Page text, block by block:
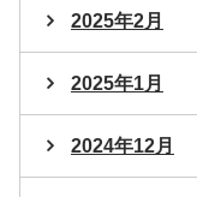
2025年2月
2025年1月
2024年12月